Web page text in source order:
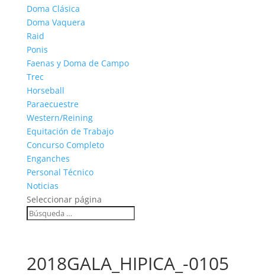
Doma Clásica
Doma Vaquera
Raid
Ponis
Faenas y Doma de Campo
Trec
Horseball
Paraecuestre
Western/Reining
Equitación de Trabajo
Concurso Completo
Enganches
Personal Técnico
Noticias
Seleccionar página
2018GALA_HIPICA_-0105